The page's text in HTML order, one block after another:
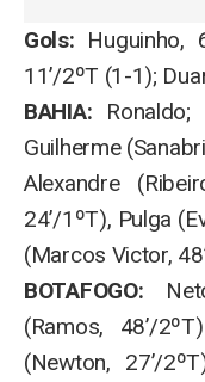
Gols: Huguinho,
11’/2ºT (1-1);
BAHIA:
Guilherme
Alexandre
24’/1ºT), Pulga
(Marcos Victor,
BOTAFOGO:
(Ramos, 48’/
(Newton, 27’/